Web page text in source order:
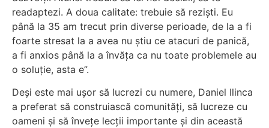
readaptezi. A doua calitate: trebuie să reziști. Eu
până la 35 am trecut prin diverse perioade, de la a fi
foarte stresat la a avea nu știu ce atacuri de panică,
a fi anxios până la a învăța ca nu toate problemele au
o soluție, asta e”.
Deși este mai ușor să lucrezi cu numere, Daniel Ilinca
a preferat să construiască comunități, să lucreze cu
oameni și să învețe lecții importante și din această